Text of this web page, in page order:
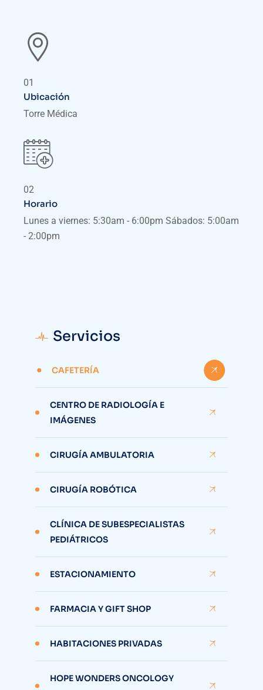
01
Ubicación
Torre Médica
02
Horario
Lunes a viernes: 5:30am - 6:00pm Sábados: 5:00am
- 2:00pm
Servicios
CAFETERÍA
CENTRO DE RADIOLOGÍA E
IMÁGENES
CIRUGÍA AMBULATORIA
CIRUGÍA ROBÓTICA
CLÍNICA DE SUBESPECIALISTAS
PEDIÁTRICOS
ESTACIONAMIENTO
FARMACIA Y GIFT SHOP
HABITACIONES PRIVADAS
HOPE WONDERS ONCOLOGY